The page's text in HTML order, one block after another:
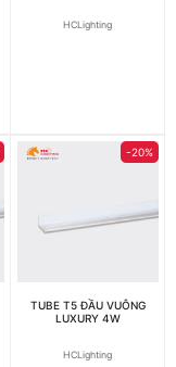
HCLighting
-20%
TUBE T5 ĐẦU VUÔNG
LUXURY 4W
HCLighting